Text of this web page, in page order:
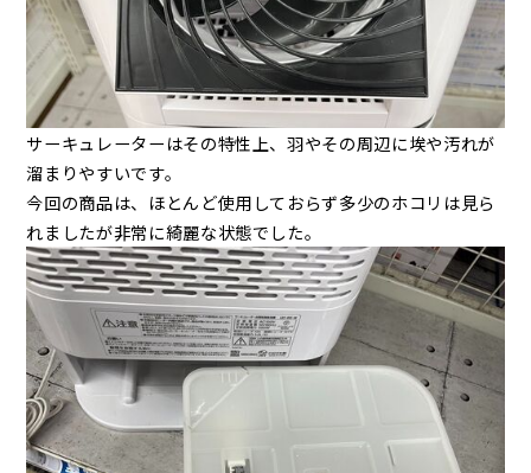
サーキュレーターはその特性上、羽やその周辺に埃や汚れが
溜まりやすいです。
今回の商品は、ほとんど使用しておらず多少のホコリは見ら
れましたが非常に綺麗な状態でした。